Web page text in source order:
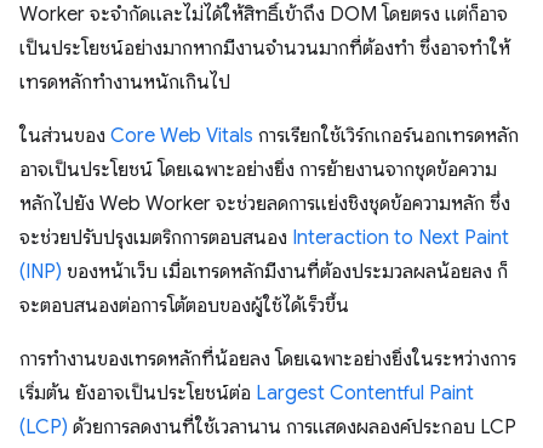
Worker จะจำกัดและไม่ได้ให้สิทธิ์เข้าถึง DOM โดยตรง แต่ก็อาจ
เป็นประโยชน์อย่างมากหากมีงานจำนวนมากที่ต้องทำ ซึ่งอาจทำให้
เทรดหลักทำงานหนักเกินไป
ในส่วนของ Core Web Vitals การเรียกใช้เวิร์กเกอร์นอกเทรดหลัก
อาจเป็นประโยชน์ โดยเฉพาะอย่างยิ่ง การย้ายงานจากชุดข้อความ
หลักไปยัง Web Worker จะช่วยลดการแย่งชิงชุดข้อความหลัก ซึ่ง
จะช่วยปรับปรุงเมตริกการตอบสนอง Interaction to Next Paint
(INP) ของหน้าเว็บ เมื่อเทรดหลักมีงานที่ต้องประมวลผลน้อยลง ก็
จะตอบสนองต่อการโต้ตอบของผู้ใช้ได้เร็วขึ้น
การทำงานของเทรดหลักที่น้อยลง โดยเฉพาะอย่างยิ่งในระหว่างการ
เริ่มต้น ยังอาจเป็นประโยชน์ต่อ Largest Contentful Paint
(LCP) ด้วยการลดงานที่ใช้เวลานาน การแสดงผลองค์ประกอบ LCP